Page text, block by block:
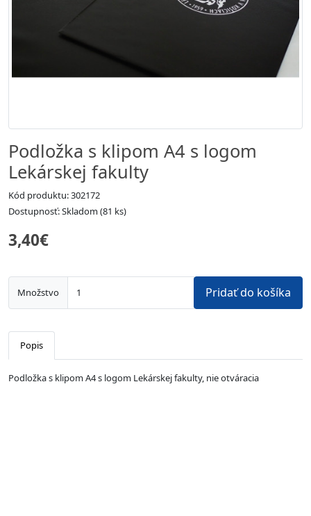
Podložka s klipom A4 s logom
Lekárskej fakulty
Kód produktu: 302172
Dostupnosť: Skladom (81 ks)
3,40€
Množstvo Pridať do košíka
Popis
Podložka s klipom A4 s logom Lekárskej fakulty, nie otváracia